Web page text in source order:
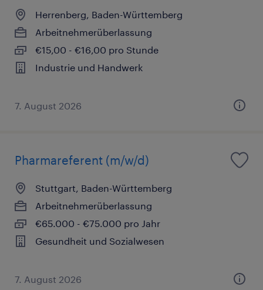
Herrenberg, Baden-Württemberg
Arbeitnehmerüberlassung
€15,00 - €16,00 pro Stunde
Industrie und Handwerk
7. August 2026
Pharmareferent (m/w/d)
Stuttgart, Baden-Württemberg
Arbeitnehmerüberlassung
€65.000 - €75.000 pro Jahr
Gesundheit und Sozialwesen
7. August 2026